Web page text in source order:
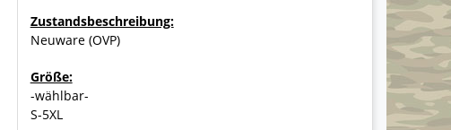
Zustandsbeschreibung:
Neuware (OVP)
Größe:
-wählbar-
S-5XL